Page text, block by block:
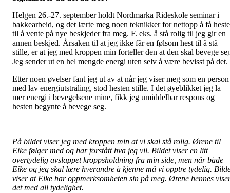
Helgen 26.-27. september holdt Nordmarka Rideskole seminar i
bakkearbeid, og det lærte meg noen teknikker for nettopp å få
til å vente på nye beskjeder fra meg. F. eks. å stå rolig til jeg gir en
annen beskjed. Årsaken til at jeg ikke får en følsom hest til å stå
stille, er at jeg med kroppen min forteller den at den skal bevege
Jeg sender ut en hel mengde energi uten selv å være bevisst på det.
Etter noen øvelser fant jeg ut av at når jeg viser meg som en person
med lav energiutstråling, stod hesten stille. I det øyeblikket jeg la
mer energi i bevegelsene mine, fikk jeg umiddelbar respons og
hesten begynte å bevege seg.
På bildet viser jeg med kroppen min at vi skal stå rolig. Ørene til
Eike følger med og har forstått hva jeg vil. Bildet viser en litt
overtydelig avslappet kroppsholdning fra min side, men når både
Eike og jeg skal lære hverandre å kjenne må vi opptre tydelig.
viser at Eike har oppmerksomheten sin på meg. Ørene hennes
det med all tydelighet.